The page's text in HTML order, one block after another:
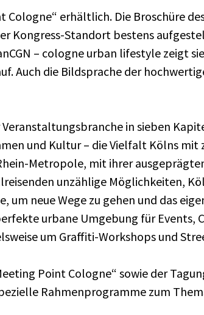
erhältlich. Die Broschüre
Kongress-Standort bestens
– cologne urban lifestyle zeigt
Auch die Bildsprache der
in sieben
und Kultur – die Vielfalt Kölns
Metropole, mit ihrer
unzählige Möglichkeiten,
um neue Wege zu gehen und das
urbane Umgebung für Events,
um Graffiti-Workshops und
Point Cologne“ sowie der
Rahmenprogramme zum